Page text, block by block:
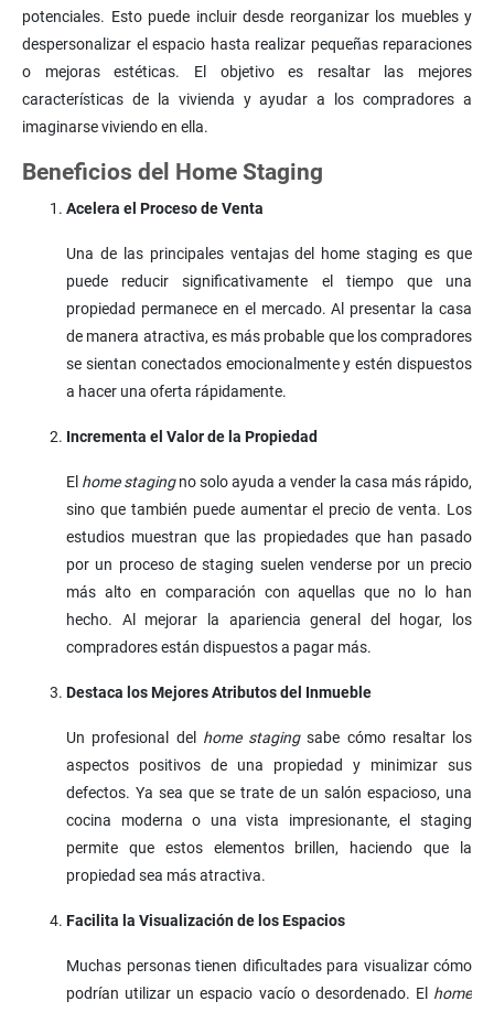
potenciales. Esto puede incluir desde reorganizar los muebles y
despersonalizar el espacio hasta realizar pequeñas reparaciones
o mejoras estéticas. El objetivo es resaltar las mejores
características de la vivienda y ayudar a los compradores a
imaginarse viviendo en ella.
Beneficios del Home Staging
Acelera el Proceso de Venta
Una de las principales ventajas del home staging es que
puede reducir significativamente el tiempo que una
propiedad permanece en el mercado. Al presentar la casa
de manera atractiva, es más probable que los compradores
se sientan conectados emocionalmente y estén dispuestos
a hacer una oferta rápidamente.
Incrementa el Valor de la Propiedad
El home stagingno solo ayuda a vender la casa más rápido,
sino que también puede aumentar el precio de venta. Los
estudios muestran que las propiedades que han pasado
por un proceso de staging suelen venderse por un precio
más alto en comparación con aquellas que no lo han
hecho. Al mejorar la apariencia general del hogar, los
compradores están dispuestos a pagar más.
Destaca los Mejores Atributos del Inmueble
Un profesional del home stagingsabe cómo resaltar los
aspectos positivos de una propiedad y minimizar sus
defectos. Ya sea que se trate de un salón espacioso, una
cocina moderna o una vista impresionante, el staging
permite que estos elementos brillen, haciendo que la
propiedad sea más atractiva.
Facilita la Visualización de los Espacios
Muchas personas tienen dificultades para visualizar cómo
podrían utilizar un espacio vacío o desordenado. El home